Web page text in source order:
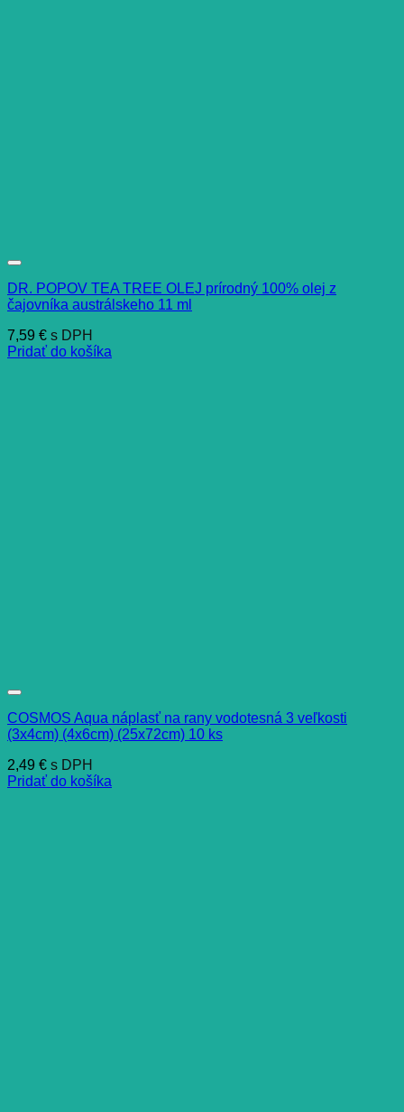
DR. POPOV TEA TREE OLEJ prírodný 100% olej z
čajovníka austrálskeho 11 ml
7,59 € s DPH
Pridať do košíka
COSMOS Aqua náplasť na rany vodotesná 3 veľkosti
(3x4cm) (4x6cm) (25x72cm) 10 ks
2,49 € s DPH
Pridať do košíka